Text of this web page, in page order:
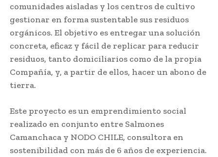
comunidades aisladas y los centros de cultivo
gestionar en forma sustentable sus residuos
orgánicos. El objetivo es entregar una solución
concreta, eficaz y fácil de replicar para reducir
residuos, tanto domiciliarios como de la propia
Compañía, y, a partir de ellos, hacer un abono de
tierra.
Este proyecto es un emprendimiento social
realizado en conjunto entre Salmones
Camanchaca y NODO CHILE, consultora en
sostenibilidad con más de 6 años de experiencia.